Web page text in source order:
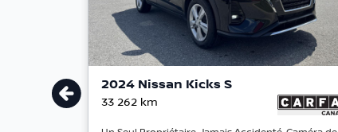
2024 Nissan Kicks S
33 262km